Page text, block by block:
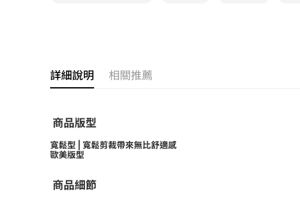
詳細說明 相關推薦
商品版型
寬鬆型 | 寬鬆剪裁帶來無比舒適感
歐美版型
商品細節